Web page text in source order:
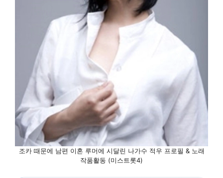
조카 때문에 남편 이혼 루머에 시달린 나가수 적우 프로필 & 노래
작품활동 (미스트롯4)